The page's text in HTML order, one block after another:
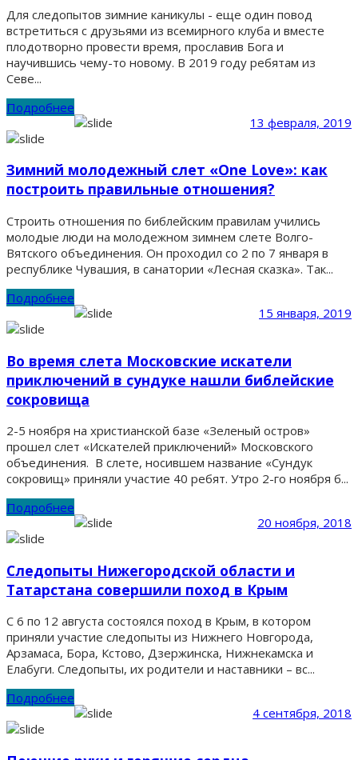
Для следопытов зимние каникулы - еще один повод
встретиться с друзьями из всемирного клуба и вместе
плодотворно провести время, прославив Бога и
научившись чему-то новому. В 2019 году ребятам из
Севе...
Подробнее
13 февраля, 2019
Зимний молодежный слет «One Love»: как
построить правильные отношения?
Строить отношения по библейским правилам учились
молодые люди на молодежном зимнем слете Волго-
Вятского объединения. Он проходил со 2 по 7 января в
республике Чувашия, в санатории «Лесная сказка». Так...
Подробнее
15 января, 2019
Во время слета Московские искатели
приключений в сундуке нашли библейские
сокровища
2-5 ноября на христианской базе «Зеленый остров»
прошел слет «Искателей приключений» Московского
объединения. В слете, носившем название «Сундук
сокровищ» приняли участие 40 ребят. Утро 2-го ноября б...
Подробнее
20 ноября, 2018
Следопыты Нижегородской области и
Татарстана совершили поход в Крым
С 6 по 12 августа состоялся поход в Крым, в котором
приняли участие следопыты из Нижнего Новгорода,
Арзамаса, Бора, Кстово, Дзержинска, Нижнекамска и
Елабуги. Следопыты, их родители и наставники – вс...
Подробнее
4 сентября, 2018